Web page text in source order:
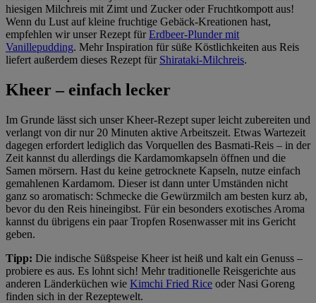
hiesigen Milchreis mit Zimt und Zucker oder Fruchtkompott aus!
Wenn du Lust auf kleine fruchtige Gebäck-Kreationen hast,
empfehlen wir unser Rezept fürErdbeer-Plunder mit
Vanillepudding. Mehr Inspiration für süße Köstlichkeiten aus Reis
liefert außerdem dieses Rezept für Shirataki-Milchreis.
Kheer – einfach lecker
Im Grunde lässt sich unser Kheer-Rezept super leicht zubereiten und
verlangt von dir nur 20 Minuten aktive Arbeitszeit. Etwas Wartezeit
dagegen erfordert lediglich das Vorquellen des Basmati-Reis – in der
Zeit kannst du allerdings die Kardamomkapseln öffnen und die
Samen mörsern. Hast du keine getrocknete Kapseln, nutze einfach
gemahlenen Kardamom. Dieser ist dann unter Umständen nicht
ganz so aromatisch: Schmecke die Gewürzmilch am besten kurz ab,
bevor du den Reis hineingibst. Für ein besonders exotisches Aroma
kannst du übrigens ein paar Tropfen Rosenwasser mit ins Gericht
geben.
Tipp: Die indische Süßspeise Kheer ist heiß und kalt ein Genuss –
probiere es aus. Es lohnt sich! Mehr traditionelle Reisgerichte aus
anderen Länderküchen wie Kimchi Fried Rice oder Nasi Goreng
finden sich in der Rezeptewelt.